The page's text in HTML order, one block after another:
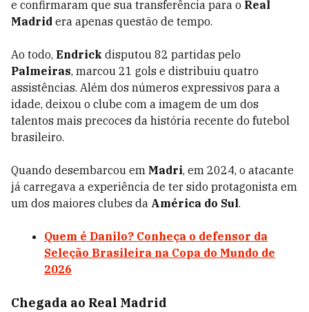
e confirmaram que sua transferência para o Real
Madrid era apenas questão de tempo.
Ao todo, Endrick disputou 82 partidas pelo
Palmeiras, marcou 21 gols e distribuiu quatro
assistências. Além dos números expressivos para a
idade, deixou o clube com a imagem de um dos
talentos mais precoces da história recente do futebol
brasileiro.
Quando desembarcou em Madri, em 2024, o atacante
já carregava a experiência de ter sido protagonista em
um dos maiores clubes da América do Sul.
Quem é Danilo? Conheça o defensor da
Seleção Brasileira na Copa do Mundo de
2026
Chegada ao Real Madrid